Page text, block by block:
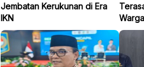
Jembatan Kerukunan di Era
IKN
Warga